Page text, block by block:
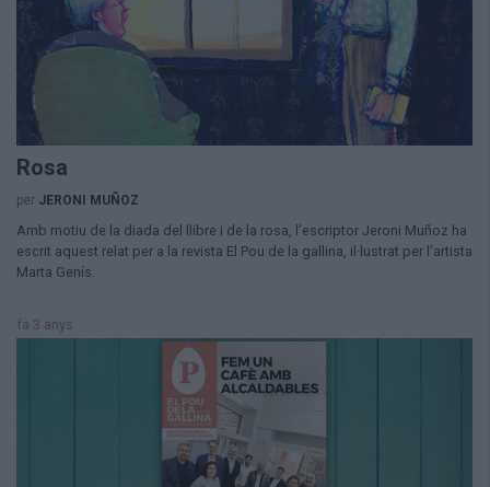
Rosa
per JERONI MUÑOZ
Amb motiu de la diada del llibre i de la rosa, l’escriptor Jeroni Muñoz ha
escrit aquest relat per a la revista El Pou de la gallina, il·lustrat per l’artista
Marta Genís.
fa 3 anys